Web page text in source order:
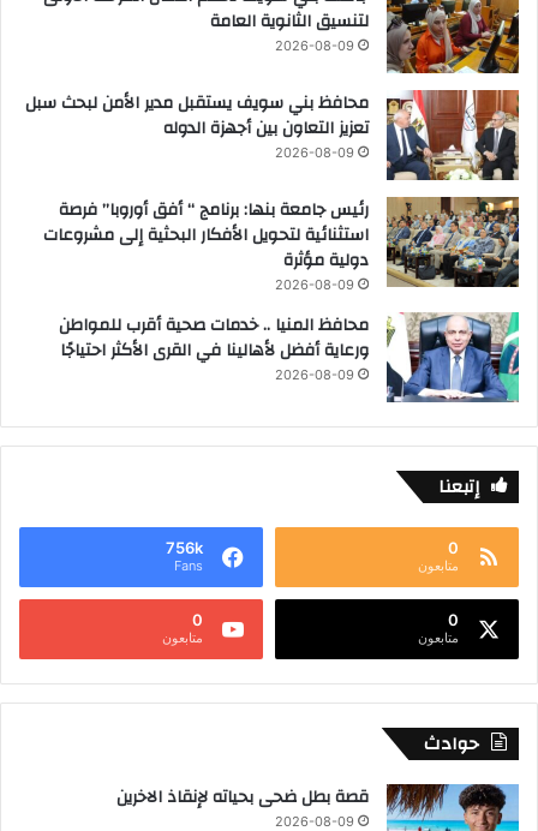
لتنسيق الثانوية العامة
2026-08-09
محافظ بني سويف يستقبل مدير الأمن لبحث سبل
تعزيز التعاون بين أجهزة الدوله
2026-08-09
رئيس جامعة بنها: برنامج “ أفق أوروبا” فرصة
استثنائية لتحويل الأفكار البحثية إلى مشروعات
دولية مؤثرة
2026-08-09
محافظ المنيا .. خدمات صحية أقرب للمواطن
ورعاية أفضل لأهالينا في القرى الأكثر احتياجًا
2026-08-09
إتبعنا
0
متابعون
756k
Fans
0
متابعون
0
متابعون
حوادث
قصة بطل ضحى بحياته لإنقاذ الاخرين
2026-08-09